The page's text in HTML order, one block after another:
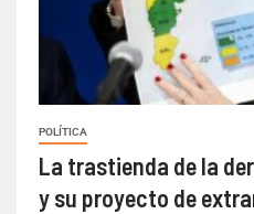
POLÍTICA
La trastienda de la
y su proyecto de